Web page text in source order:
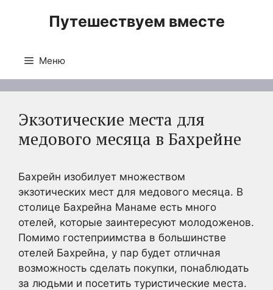
Путешествуем вместе
Меню
Экзотические места для
медового месяца в Бахрейне
Бахрейн изобилует множеством
экзотических мест для медового месяца. В
столице Бахрейна Манаме есть много
отелей, которые заинтересуют молодоженов.
Помимо гостеприимства в большинстве
отелей Бахрейна, у пар будет отличная
возможность сделать покупки, понаблюдать
за людьми и посетить туристические места.